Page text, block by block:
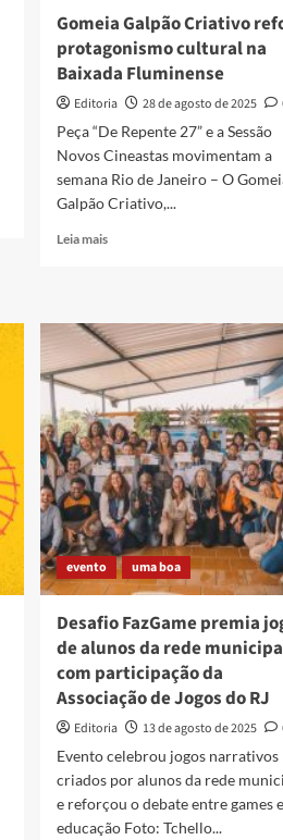
Gomeia Galpão Criativo
protagonismo cultural na
Baixada Fluminense
Editoria 28 de agosto de 2025
Peça “De Repente 27” e a Sessão
Novos Cineastas movimentam a
semana Rio de Janeiro – O
Galpão Criativo,...
Leia maisRead
Criativo
reforça
protagonismo
cultural
na
Baixada
Fluminense
evento uma boa
Desafio FazGame premia
de alunos da rede
com participação da
Associação de Jogos do RJ
Editoria 13 de agosto de 2025
Evento celebrou jogos narrativos
criados por alunos da rede
e reforçou o debate entre games e
educação Foto: Tchello...